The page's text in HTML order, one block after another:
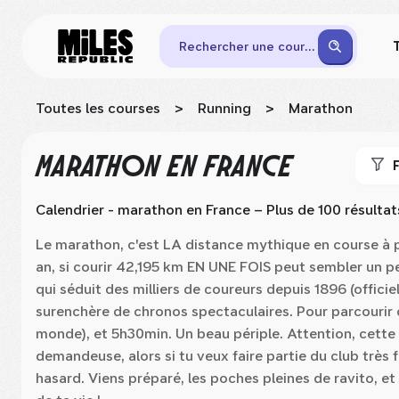
Rechercher une course
Toutes les courses > Running > Marathon
MARATHONEN FRANCE
Calendrier - marathon en France – Plus de 100
Le marathon, c'est LA distance mythique en course à
an, si courir 42,195 km EN UNE FOIS peut sembler
qui séduit des milliers de coureurs depuis 1896
surenchère de chronos spectaculaires. Pour
monde), et 5h30min. Un beau périple. Attention,
demandeuse, alors si tu veux faire partie du club très
hasard. Viens préparé, les poches pleines de ravito,